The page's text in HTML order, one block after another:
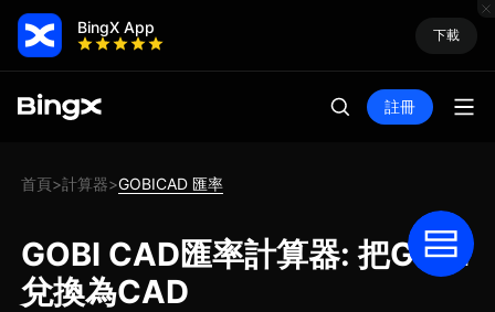
BingX App 下載
註冊
首頁>計算器>GOBICAD 匯率
GOBI CAD匯率計算器: 把GOBI
兌換為CAD